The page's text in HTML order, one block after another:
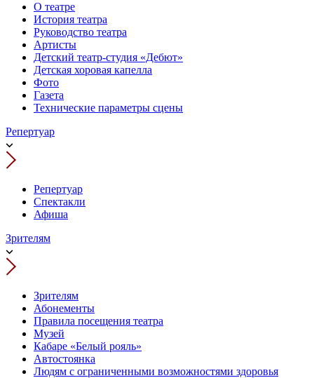
О театре
История театра
Руководство театра
Артисты
Детский театр-студия «Дебют»
Детская хоровая капелла
Фото
Газета
Технические параметры сцены
Репертуар
Репертуар
Спектакли
Афиша
Зрителям
Зрителям
Абонементы
Правила посещения театра
Музей
Кабаре «Белый рояль»
Автостоянка
Людям с ограниченными возможностями здоровья